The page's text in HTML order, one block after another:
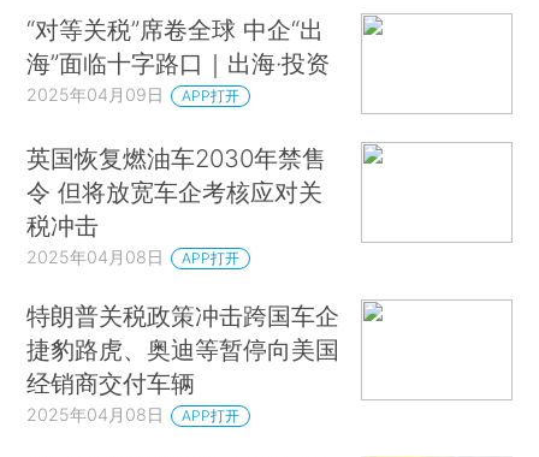
“对等关税”席卷全球 中企“出
海”面临十字路口｜出海·投资
2025年04月09日 APP打开
英国恢复燃油车2030年禁售
令 但将放宽车企考核应对关
税冲击
2025年04月08日 APP打开
特朗普关税政策冲击跨国车企
捷豹路虎、奥迪等暂停向美国
经销商交付车辆
2025年04月08日 APP打开